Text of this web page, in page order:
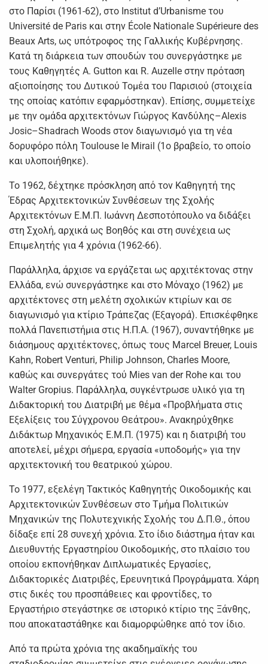
στο Παρίσι (1961-62), στο Institut d’Urbanisme του
Université de Paris και στην École Nationale Supérieure des
Beaux Arts, ως υπότροφος της Γαλλικής Κυβέρνησης.
Κατά τη διάρκεια των σπουδών του συνεργάστηκε με
τους Καθηγητές A. Gutton και R. Auzelle στην πρόταση
αξιοποίησης του Δυτικού Τομέα του Παρισιού (στοιχεία
της οποίας κατόπιν εφαρμόστηκαν). Επίσης, συμμετείχε
με την ομάδα αρχιτεκτόνων Γιώργος Κανδύλης–Alexis
Josic–Shadrach Woods στον διαγωνισμό για τη νέα
δορυφόρο πόλη Toulouse le Mirail (1ο βραβείο, το οποίο
και υλοποιήθηκε).
Το 1962, δέχτηκε πρόσκληση από τον Καθηγητή της
Έδρας Αρχιτεκτονικών Συνθέσεων της Σχολής
Αρχιτεκτόνων Ε.Μ.Π. Ιωάννη Δεσποτόπουλο να διδάξει
στη Σχολή, αρχικά ως Βοηθός και στη συνέχεια ως
Επιμελητής για 4 χρόνια (1962-66).
Παράλληλα, άρχισε να εργάζεται ως αρχιτέκτονας στην
Ελλάδα, ενώ συνεργάστηκε και στο Μόναχο (1962) με
αρχιτέκτονες στη μελέτη σχολικών κτιρίων και σε
διαγωνισμό για κτίριο Τράπεζας (Εξαγορά). Επισκέφθηκε
πολλά Πανεπιστήμια στις Η.Π.Α. (1967), συναντήθηκε με
διάσημους αρχιτέκτονες, όπως τους Marcel Breuer, Louis
Kahn, Robert Venturi, Philip Johnson, Charles Moore,
καθώς και συνεργάτες τού Mies van der Rohe και του
Walter Gropius. Παράλληλα, συγκέντρωσε υλικό για τη
Διδακτορική του Διατριβή με θέμα «Προβλήματα στις
Εξελίξεις του Σύγχρονου Θεάτρου». Ανακηρύχθηκε
Διδάκτωρ Μηχανικός Ε.Μ.Π. (1975) και η διατριβή του
αποτελεί, μέχρι σήμερα, εργασία «υποδομής» για την
αρχιτεκτονική του θεατρικού χώρου.
Το 1977, εξελέγη Τακτικός Καθηγητής Οικοδομικής και
Αρχιτεκτονικών Συνθέσεων στο Τμήμα Πολιτικών
Μηχανικών της Πολυτεχνικής Σχολής του Δ.Π.Θ., όπου
δίδαξε επί 28 συνεχή χρόνια. Στο ίδιο διάστημα ήταν και
Διευθυντής Εργαστηρίου Οικοδομικής, στο πλαίσιο του
οποίου εκπονήθηκαν Διπλωματικές Εργασίες,
Διδακτορικές Διατριβές, Ερευνητικά Προγράμματα. Χάρη
στις δικές του προσπάθειες και φροντίδες, το
Εργαστήριο στεγάστηκε σε ιστορικό κτίριο της Ξάνθης,
που αποκαταστάθηκε και διαμορφώθηκε από τον ίδιο.
Από τα πρώτα χρόνια της ακαδημαϊκής του